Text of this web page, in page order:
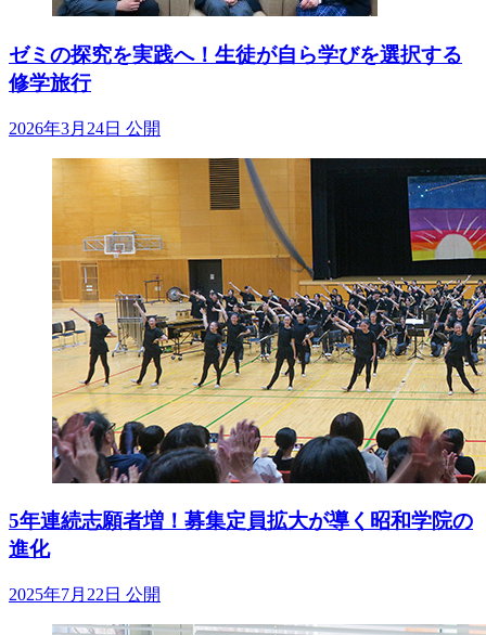
ゼミの探究を実践へ！生徒が自ら学びを選択する
修学旅行
2026年3月24日 公開
5年連続志願者増！募集定員拡大が導く昭和学院の
進化
2025年7月22日 公開